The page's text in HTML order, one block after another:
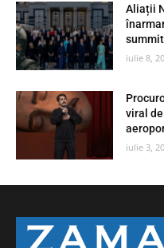
Aliații
iulie 8,
viral
iulie 3,